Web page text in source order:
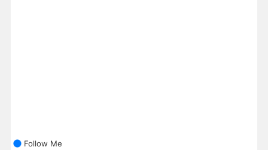
Follow Me